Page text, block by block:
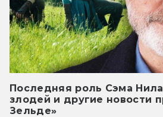
Последняя роль Сэма
злодей и другие новости
Зельде»